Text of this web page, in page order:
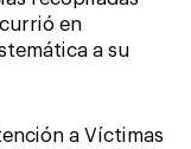
en
a su
a Víctimas